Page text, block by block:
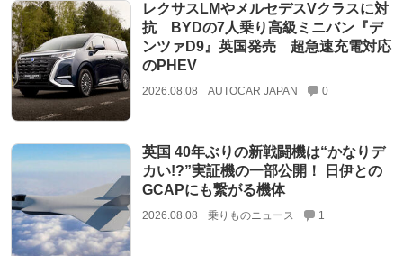
レクサスLMやメルセデスVクラスに対
抗 BYDの7人乗り高級ミニバン『デ
ンツァD9』英国発売 超急速充電対応
のPHEV
2026.08.08 AUTOCAR JAPAN 0
英国 40年ぶりの新戦闘機は“かなりデ
カい!?”実証機の一部公開！ 日伊との
GCAPにも繋がる機体
2026.08.08 乗りものニュース 1